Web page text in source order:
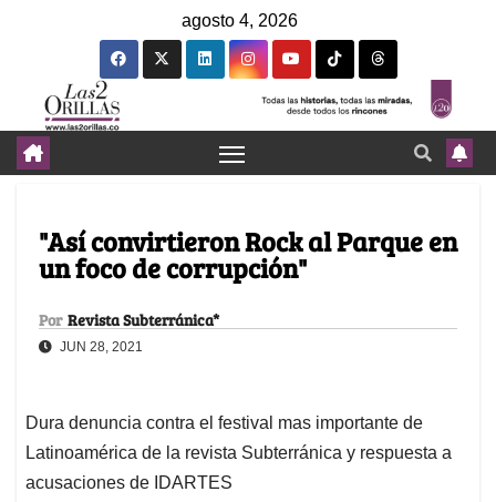
agosto 4, 2026
"Así convirtieron Rock al Parque en
un foco de corrupción"
Por Revista Subterránica*
JUN 28, 2021
Dura denuncia contra el festival mas importante de
Latinoamérica de la revista Subterránica y respuesta a
acusaciones de IDARTES